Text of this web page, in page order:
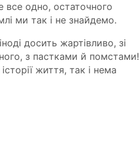
одно, остаточного
ми так і не знайдемо.
досить жартівливо, зі
з пастками й помстами!
життя, так і нема